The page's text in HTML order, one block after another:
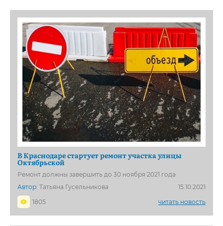
В Краснодаре стартует ремонт участка улицы
Октябрьской
Ремонт должны завершить до 30 ноября 2021 года
Автор: Татьяна Гусельникова
15.10.2021
1805
читать новость